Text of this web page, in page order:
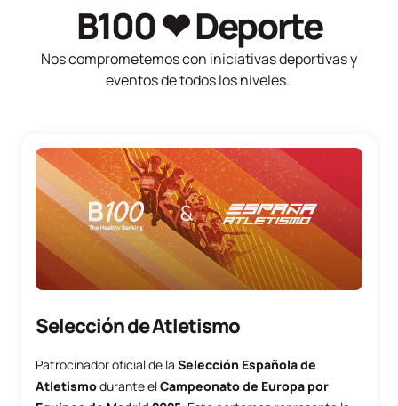
B100 ❤ Deporte
Nos comprometemos con iniciativas deportivas y
eventos de todos los niveles.
Selección de Atletismo
Patrocinador oficial de la Selección Española de
Atletismodurante elCampeonato de Europa por